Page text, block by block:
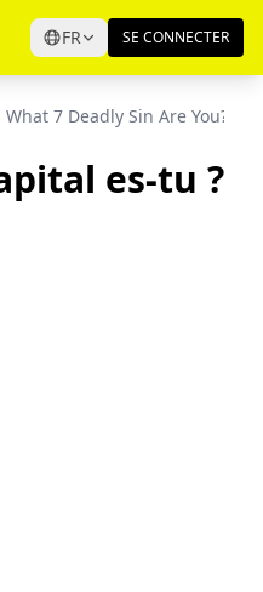
FR SE CONNECTER
What 7 Deadly Sin Are You?
es-tu ?